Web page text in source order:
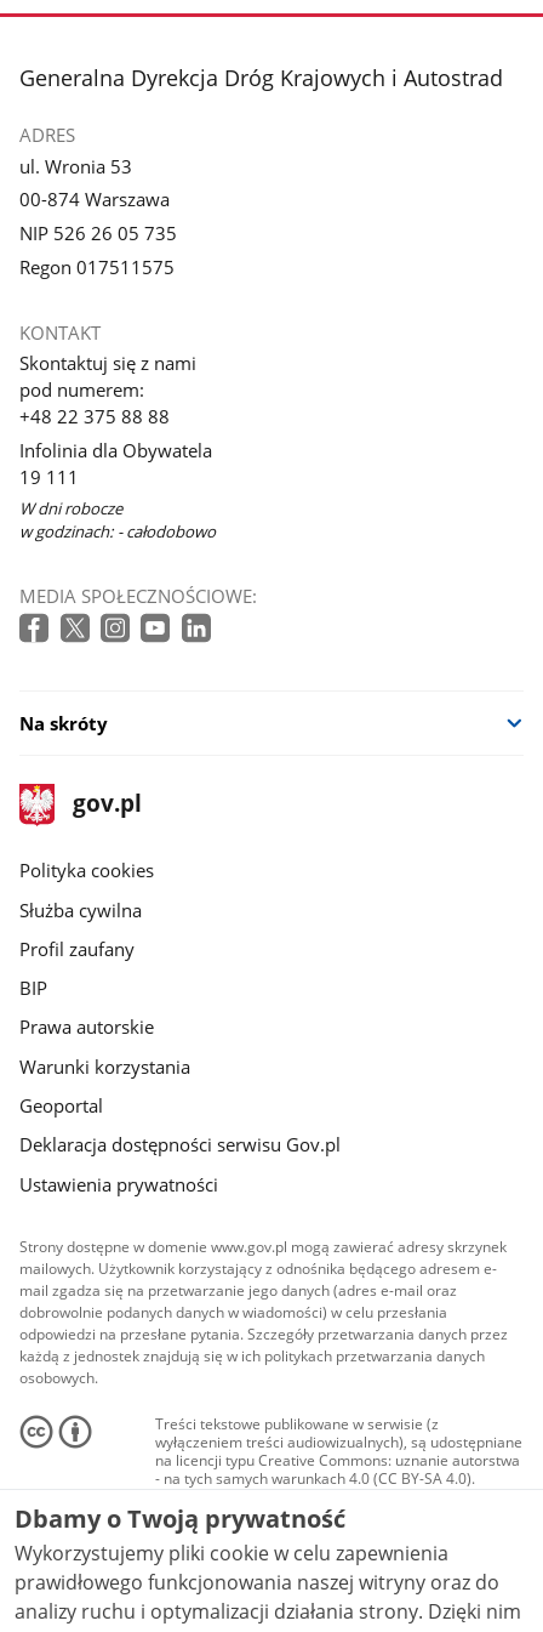
stopka
Generalna Dyrekcja Dróg Krajowych i Autostrad
ADRES
ul. Wronia 53
00-874 Warszawa
NIP 526 26 05 735
Regon 017511575
KONTAKT
Skontaktuj się z nami
pod numerem:
+48 22 375 88 88
Infolinia dla Obywatela
19 111
W dni robocze
w godzinach: - całodobowo
MEDIA SPOŁECZNOŚCIOWE:
Na skróty
stopka
gov.pl
Strona
gov.pl
gov.pl
Polityka cookies
Służba cywilna
Profil zaufany
BIP
Prawa autorskie
Warunki korzystania
Geoportal
Deklaracja dostępności serwisu Gov.pl
Ustawienia prywatności
Strony dostępne w domenie www.gov.pl mogą zawierać adresy skrzynek
mailowych. Użytkownik korzystający z odnośnika będącego adresem e-
mail zgadza się na przetwarzanie jego danych (adres e-mail oraz
dobrowolnie podanych danych w wiadomości) w celu przesłania
odpowiedzi na przesłane pytania. Szczegóły przetwarzania danych przez
każdą z jednostek znajdują się w ich politykach przetwarzania danych
osobowych.
Treści tekstowe publikowane w serwisie (z
wyłączeniem treści audiowizualnych), są udostępniane
na licencji typu Creative Commons: uznanie autorstwa
- na tych samych warunkach 4.0 (CC BY-SA 4.0).
Materiały audiowizualne, w tym zdjęcia, materiały
audio i wideo, są udostępniane na licencji typu
Creative Commons: uznanie autorstwa użycie
niekomercyjne - bez utworów zależnych 4.0 (CC BY-
NC-ND 4.0), o ile nie jest to stwierdzone inaczej.
Dbamy o Twoją prywatność
Wykorzystujemy pliki cookie w celu zapewnienia
prawidłowego funkcjonowania naszej witryny oraz do
analizy ruchu i optymalizacji działania strony. Dzięki nim